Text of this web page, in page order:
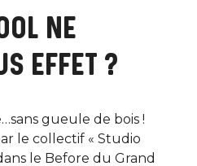
NE
EFFET ?
gueule de bois !
le collectif « Studio
le Before du Grand